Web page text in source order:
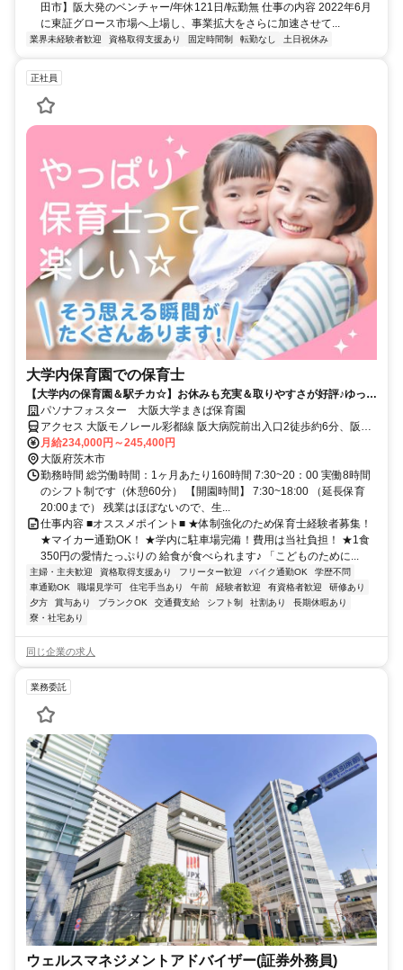
田市】阪大発のベンチャー/年休121日/転勤無 仕事の内容 2022年6月
に東証グロース市場へ上場し、事業拡大をさらに加速させて...
業界未経験者歓迎 資格取得支援あり 固定時間制 転勤なし 土日祝休み
正社員
大学内保育園での保育士
【大学内の保育園＆駅チカ☆】お休みも充実＆取りやすさが好評♪ゆった
りしたおうちのような環境で、ゆとりある保育ができます☆
パソナフォスター 大阪大学まきば保育園
アクセス 大阪モノレール彩都線 阪大病院前出入口2徒歩約6分、阪急
千里線 北千里徒歩約26分、大阪モノレール 山田（大阪府）徒歩約32
分 大阪モノレール彩都線「阪大病院前」駅より徒歩7分＊車通勤・バ
イク通勤・自転車通勤OK！（駐車場・駐輪場の自己負担なし！ガソ
リン代も支給します。 ）
月給234,000円～245,400円
大阪府茨木市
勤務時間 総労働時間：1ヶ月あたり160時間 7:30~20：00 実働8時間
のシフト制です（休憩60分） 【開園時間】 7:30~18:00 （延長保育
20:00まで） 残業はほぼないので、生...
仕事内容 ■オススメポイント■ ★体制強化のため保育士経験者募集！
★マイカー通勤OK！ ★学内に駐車場完備！費用は当社負担！ ★1食
350円の愛情たっぷりの 給食が食べられます♪ 「こどものために...
主婦・主夫歓迎 資格取得支援あり フリーター歓迎 バイク通勤OK
学歴不問
車通勤OK
職場見学可 住宅手当あり 午前 経験者歓迎 有資格者歓迎
研修あり
夕方
賞与あり ブランクOK 交通費支給 シフト制 社割あり
長期休暇あり
寮・社宅あり
同じ企業の求人
業務委託
ウェルスマネジメントアドバイザー(証券外務員)